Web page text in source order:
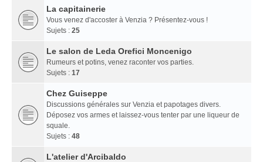
La capitainerie
Vous venez d'accoster à Venzia ? Présentez-vous !
Sujets : 25
Le salon de Leda Orefici Moncenigo
Rumeurs et potins, venez raconter vos parties.
Sujets : 17
Chez Guiseppe
Discussions générales sur Venzia et papotages divers.
Déposez vos armes et laissez-vous tenter par une liqueur de
squale.
Sujets : 48
L'atelier d'Arcibaldo